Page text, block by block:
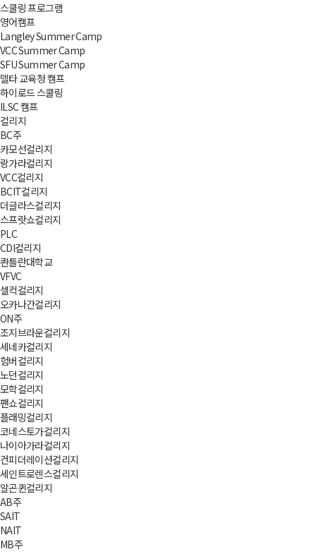
스쿨링 프로그램
영어캠프
Langley Summer Camp
VCC Summer Camp
SFU Summer Camp
델타 교육청 캠프
하이로드 스쿨링
ILSC 캠프
컬리지
BC주
카모선컬리지
랑가라컬리지
VCC컬리지
BCIT컬리지
더글라스컬리지
스프랏쇼컬리지
PLC
CDI컬리지
콴틀란대학교
VFVC
셀컥컬리지
오카나간컬리지
ON주
조지브라운컬리지
세네카컬리지
험버컬리지
노던컬리지
모학컬리지
팬쇼컬리지
플래밍컬리지
코네스토가컬리지
나이아가라컬리지
컨피더레이션컬리지
세인트로렌스컬리지
알곤퀸컬리지
AB주
SAIT
NAIT
MB주